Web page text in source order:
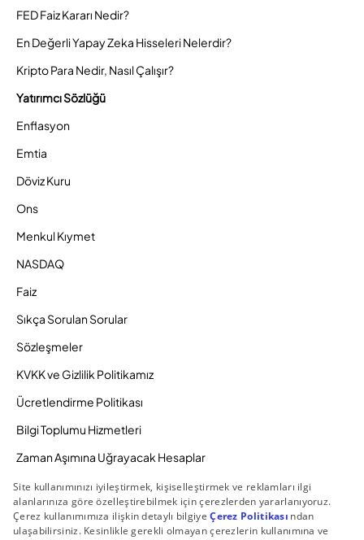
FED Faiz Kararı Nedir?
En Değerli Yapay Zeka Hisseleri Nelerdir?
Kripto Para Nedir, Nasıl Çalışır?
Yatırımcı Sözlüğü
Enflasyon
Emtia
Döviz Kuru
Ons
Menkul Kıymet
NASDAQ
Faiz
Sıkça Sorulan Sorular
Sözleşmeler
KVKK ve Gizlilik Politikamız
Ücretlendirme Politikası
Bilgi Toplumu Hizmetleri
Zaman Aşımına Uğrayacak Hesaplar
Duyurular ve Kampanyalar